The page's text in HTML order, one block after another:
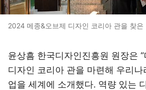
2024 메종&오브제 디자인 코리아 관을 찾
윤상흠 한국디자인진흥원 원장은
디자인 코리아 관을 마련해 우리나
업을 세계에 소개했다. 역량 있는